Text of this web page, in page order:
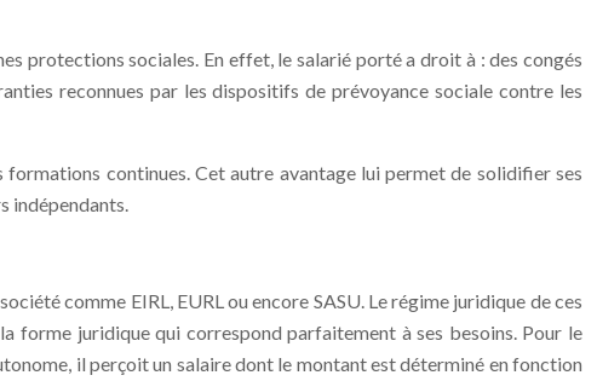
protections sociales. En effet, le salarié porté a droit à : des congés
reconnues par les dispositifs de prévoyance sociale contre les
continues. Cet autre avantage lui permet de solidifier ses
indépendants.
comme EIRL, EURL ou encore SASU. Le régime juridique de ces
forme juridique qui correspond parfaitement à ses besoins. Pour le
il perçoit un salaire dont le montant est déterminé en fonction